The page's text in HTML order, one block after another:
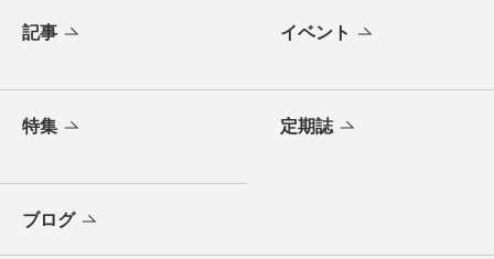
記事 イベント
特集 定期誌
ブログ